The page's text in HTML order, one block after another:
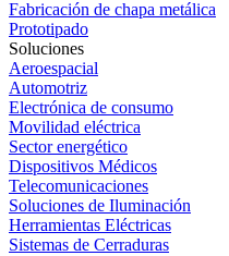
Fabricación de chapa metálica
Prototipado
Soluciones
Aeroespacial
Automotriz
Electrónica de consumo
Movilidad eléctrica
Sector energético
Dispositivos Médicos
Telecomunicaciones
Soluciones de Iluminación
Herramientas Eléctricas
Sistemas de Cerraduras